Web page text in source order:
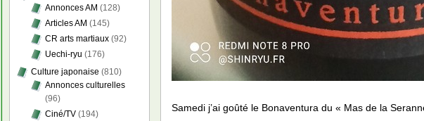
Samedi j’ai goûté le Bonaventura du « Mas de la
Annonces AM (128)
Articles AM (145)
CR arts martiaux (92)
Uechi-ryu (176)
Culture japonaise (810)
Annonces culturelles
(96)
Ciné/TV (194)